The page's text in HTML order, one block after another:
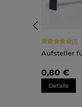
(1)
Aufsteller
Sara
0,80 €
Details